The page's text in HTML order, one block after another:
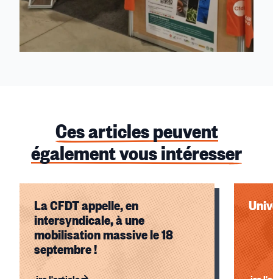
Ces articles peuvent
également vous intéresser
La CFDT appelle, en
intersyndicale, à une
mobilisation massive le 18
septembre !